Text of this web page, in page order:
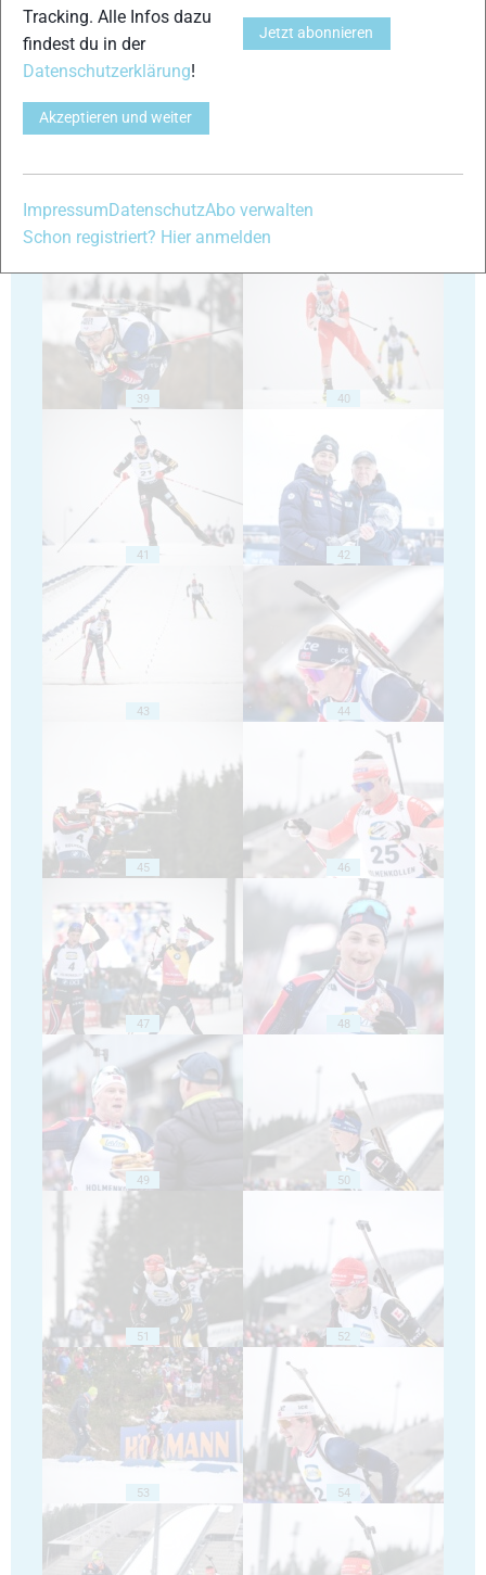
37
39 40
41 42
43 44
45 46
47 48
49 50
51 52
53 54
Tracking. Alle Infos dazu
findest du in der
Datenschutzerklärung!
Akzeptieren und weiter
Jetzt abonnieren
Impressum DatenschutzAbo verwalten
Schon registriert? Hier anmelden